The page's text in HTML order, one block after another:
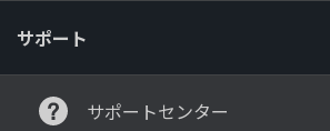
サポート
サポートセンター